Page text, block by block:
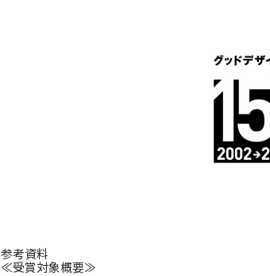
参考資料
≪受賞対象概要≫